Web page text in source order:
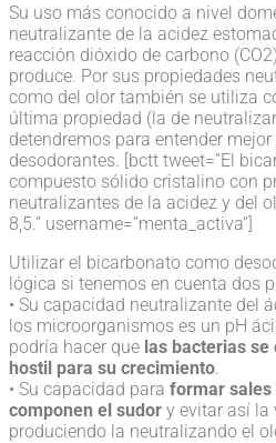
Su uso más conocido a nivel
neutralizante de la acidez
reacción dióxido de carbono
produce. Por sus propiedades
como del olor también se utiliza
última propiedad (la de
detendremos para entender
desodorantes. [bctt tweet=”El
compuesto sólido cristalino con
neutralizantes de la acidez y del
8,5.” username=”menta_activa”]
Utilizar el bicarbonato como
lógica si tenemos en cuenta dos
• Su capacidad neutralizante del
los microorganismos es un pH
podría hacer que las bacterias se
hostil para su crecimiento.
• Su capacidad para formar sales
componen el sudor y evitar así la
produciendo la neutralizando el